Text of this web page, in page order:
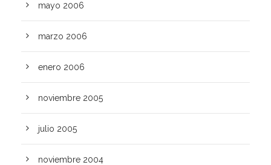
mayo 2006
marzo 2006
enero 2006
noviembre 2005
julio 2005
noviembre 2004